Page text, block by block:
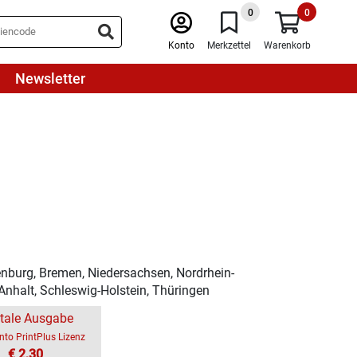
Konto
0
Merkzettel
0
Warenkorb
Newsletter
Bremen, Niedersachsen, Nordrhein-
Schleswig-Holstein, Thüringen
Ausgabe
PrintPlus Lizenz